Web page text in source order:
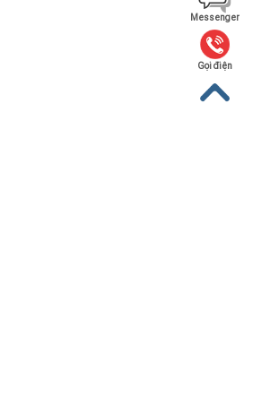
Messenger
Gọi điện